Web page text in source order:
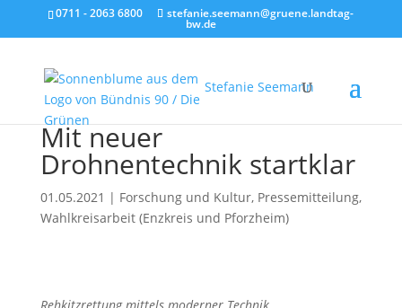
0711 - 2063 6800 stefanie.seemann@gruene.landtag-
bw.de
Stefanie Seemann
Mit neuer
Drohnentechnik startklar
01.05.2021 | Forschung und Kultur, Pressemitteilung,
Wahlkreisarbeit (Enzkreis und Pforzheim)